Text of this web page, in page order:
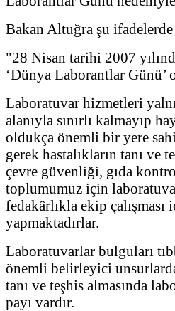
Bakan Altuğra şu
"28 Nisan tarihi 2007
‘Dünya Laborantlar Günü’
Laboratuvar hizmetleri
alanıyla sınırlı kalmayıp
oldukça önemli bir yere
gerek hastalıkların tanı ve
çevre güvenliği, gıda
toplumumuz için
fedakârlıkla ekip çalışması
yapmaktadırlar.
Laboratuvarlar bulguları
önemli belirleyici
tanı ve teşhis almasında
payı vardır.